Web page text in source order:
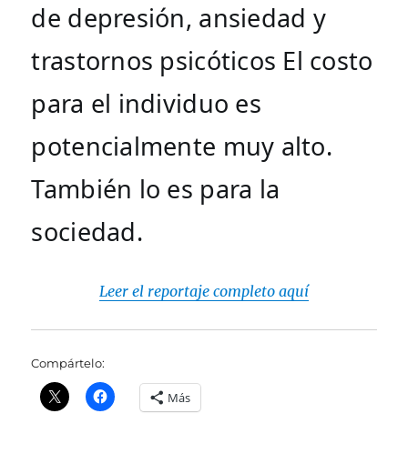
de depresión, ansiedad y
trastornos psicóticos El costo
para el individuo es
potencialmente muy alto.
También lo es para la
sociedad.
Leer el reportaje completo aquí
Compártelo:
Más